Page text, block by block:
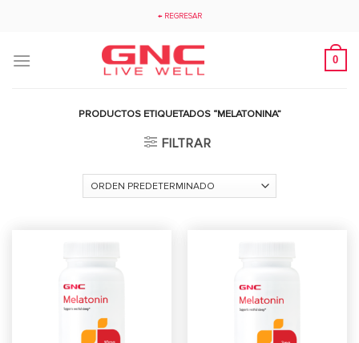
← REGRESAR
0
PRODUCTOS ETIQUETADOS “MELATONINA”
FILTRAR